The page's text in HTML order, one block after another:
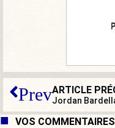
Prev
VOS COMMENTAIRES